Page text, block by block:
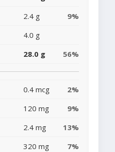
2.4 g
9%
4.0 g
28.0 g 56%
0.4 mcg
2%
120 mg
9%
2.4 mg
13%
320 mg 7%